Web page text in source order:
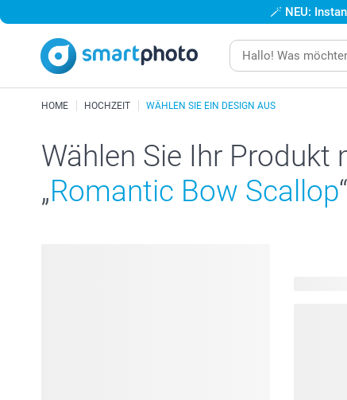
🪄 NEU:
HOME HOCHZEIT WÄHLEN SIE EIN DESIGN AUS
Wählen Sie Ihr Produkt
„Romantic Bow Scallop